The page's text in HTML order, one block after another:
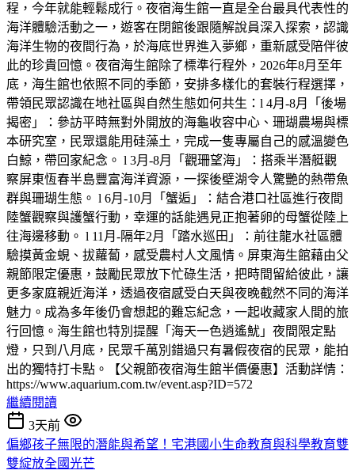
程，今年就能輕鬆成行。夜宿海生館一直是全台最具代表性的
海洋體驗活動之一，遊客在閉館後跟隨解說員深入探索，認識
海洋生物的夜間行為，於海底世界進入夢鄉，重新感受陪伴彼
此的珍貴回憶。夜宿海生館除了標準行程外，2026年8月至年
底，海生館也依照不同的季節，安排多樣化的套裝行程選擇，
帶領民眾認識在地社區與自然生態如何共生：l 4月-8月「後場
揭密」：參訪平時無對外開放的海龜收容中心、珊瑚農場與標
本研究室，民眾還能用硅藻土，完成一隻專屬自己的感溫變色
白鯨，帶回家紀念。 l 3月-8月「觀珊望海」：搭乘半潛艇觀
察屏東恆春半島豐富海洋資源，一探後壁湖令人驚艷的熱帶魚
群與珊瑚生態。 l 6月-10月「蟹逅」：結合港口社區進行夜間
陸蟹觀察與護蟹行動，幸運的話能遇見正抱著卵的母蟹從陸上
往海邊移動。 l 11月-隔年2月「踏水巡田」：前往龍水社區體
驗摸黃金蜆、拔蘿蔔，感受農村人文風情。屏東海生館藉由父
親節限定優惠，鼓勵民眾放下忙碌生活，把時間留給彼此，讓
更多家庭親近海洋，透過夜宿感受白天與夜晚截然不同的海洋
魅力。成為多年後仍會想起的難忘紀念，一起收藏家人間的旅
行回憶。海生館也特別提醒「海天一色逍遙魷」夜間限定點
燈，只到八月底，民眾千萬別錯過只有暑假夜宿的民眾，能拍
出的獨特打卡點。【父親節夜宿海生館半價優惠】活動詳情：
https://www.aquarium.com.tw/event.asp?ID=572
繼續閱讀
3天前
偏鄉孩子無限的潛能與希望！宅港國小生命教育與科學教育雙
雙綻放全國光芒